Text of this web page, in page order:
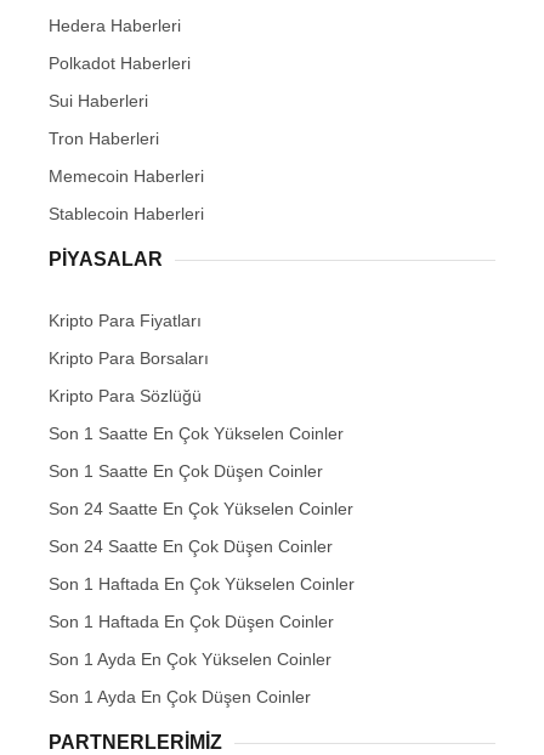
Hedera Haberleri
Polkadot Haberleri
Sui Haberleri
Tron Haberleri
Memecoin Haberleri
Stablecoin Haberleri
PIYASALAR
Kripto Para Fiyatları
Kripto Para Borsaları
Kripto Para Sözlüğü
Son 1 Saatte En Çok Yükselen Coinler
Son 1 Saatte En Çok Düşen Coinler
Son 24 Saatte En Çok Yükselen Coinler
Son 24 Saatte En Çok Düşen Coinler
Son 1 Haftada En Çok Yükselen Coinler
Son 1 Haftada En Çok Düşen Coinler
Son 1 Ayda En Çok Yükselen Coinler
Son 1 Ayda En Çok Düşen Coinler
PARTNERLERIMIZ